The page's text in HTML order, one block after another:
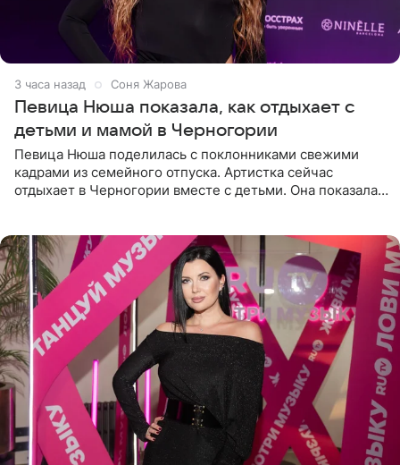
3 часа назад Соня Жарова
Певица Нюша показала, как отдыхает с
детьми и мамой в Черногории
Певица Нюша поделилась с поклонниками свежими
кадрами из семейного отпуска. Артистка сейчас
отдыхает в Черногории вместе с детьми. Она показала,